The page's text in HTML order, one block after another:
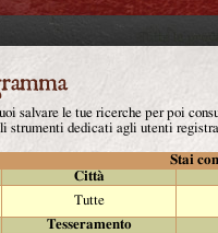
salvare le tue ricerche per poi
strumenti dedicati agli utenti
Stai
Città
Tutte
Tesseramento